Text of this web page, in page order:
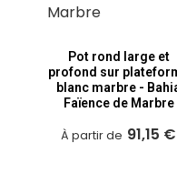
Christian C.
Impeccable.
Martine L.
Ravie
Pot rond large et
profond sur
blanc marbre -
Faïence de Marbre
À partir de 91,15 €